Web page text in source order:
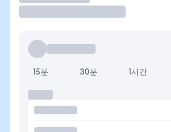
15분 30분 1시간